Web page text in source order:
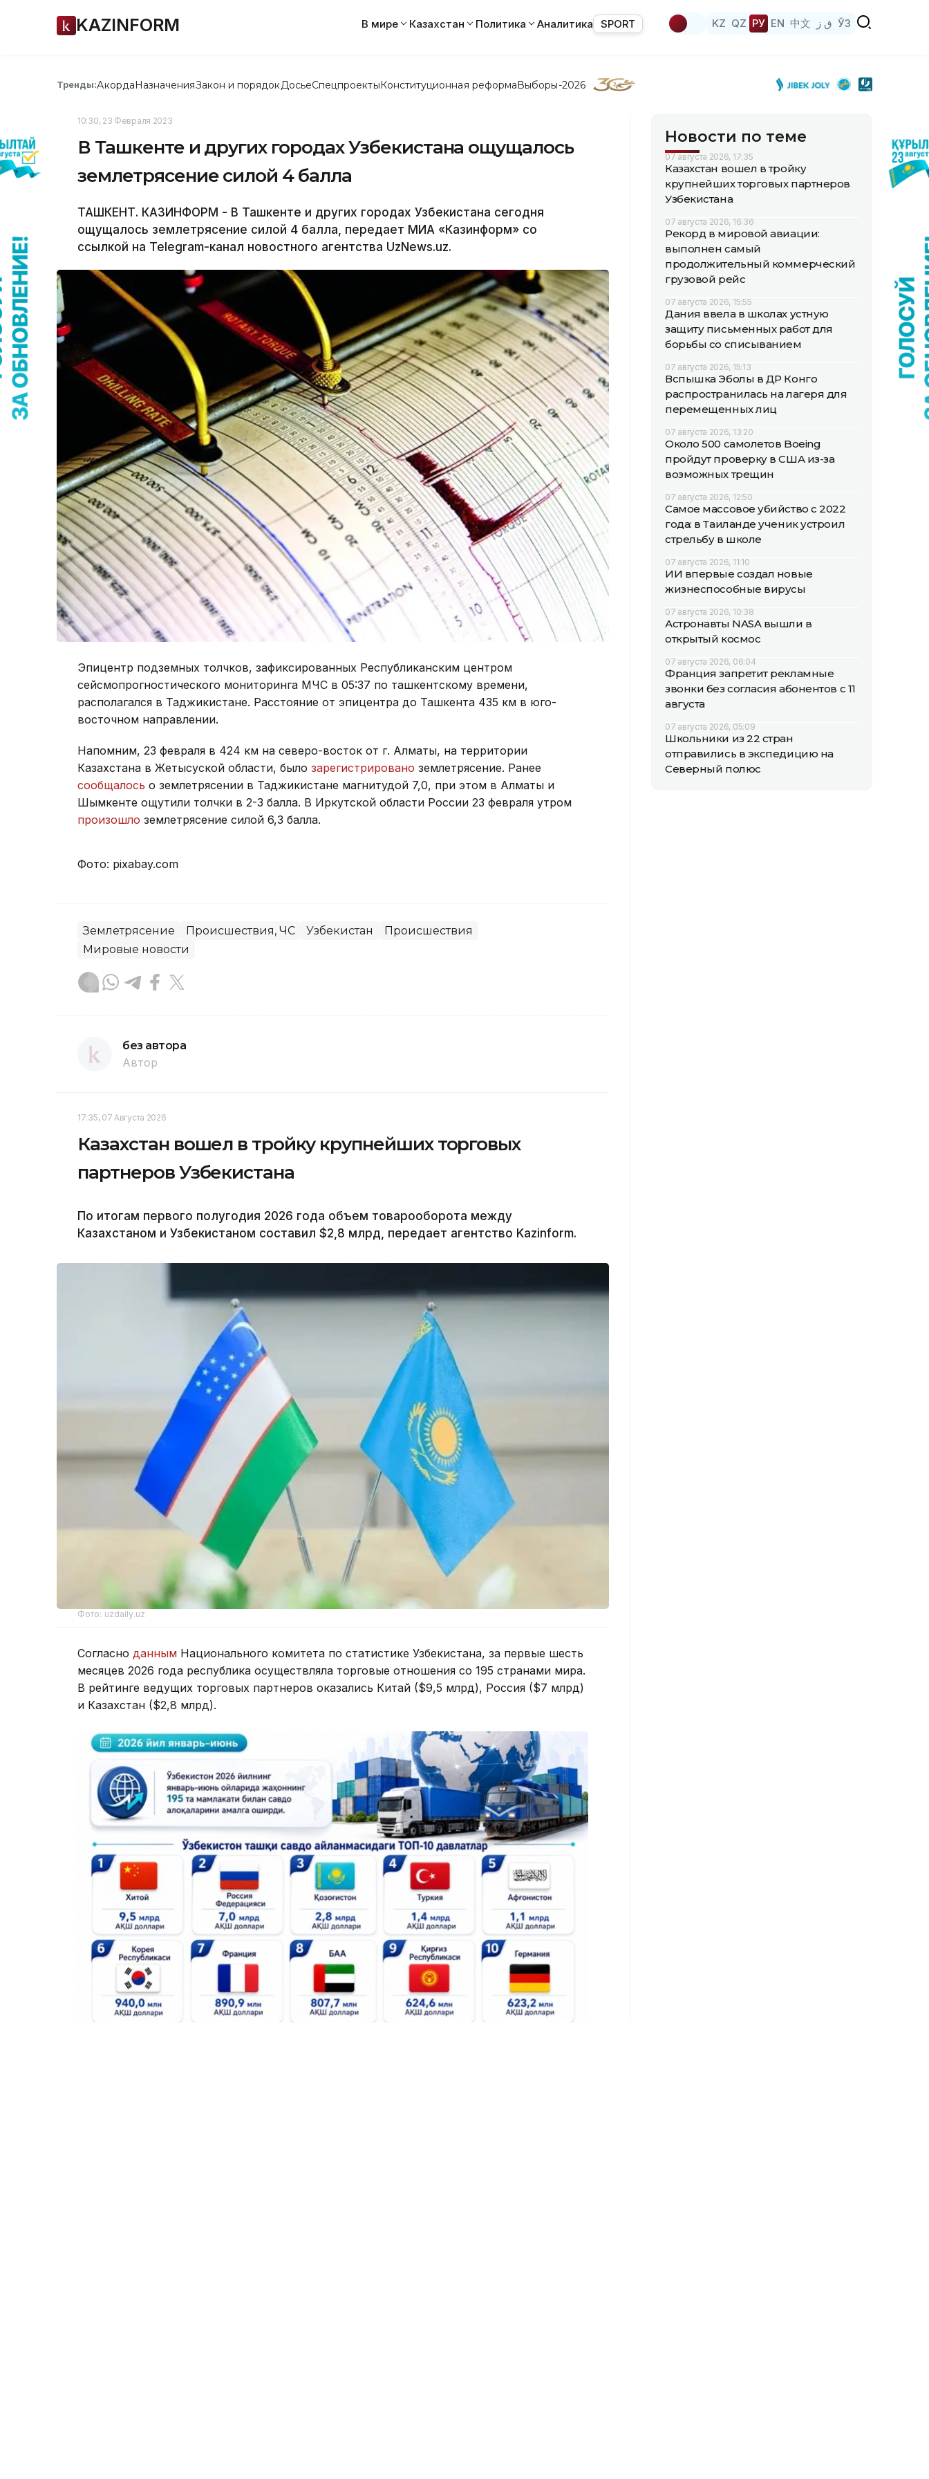
KAZINFORM В мире Казахстан Политика Аналитика SPORT KZ QZ РУ EN 中文 ق ز ЎЗ
Тренды:АкордаНазначенияЗакон и порядок ДосьеСпецпроектыКонституционная реформаВыборы-2026
10:30, 23 Февраля 2023
В Ташкенте и других городах Узбекистана ощущалось
землетрясение силой 4 балла
ТАШКЕНТ. КАЗИНФОРМ - В Ташкенте и других городах Узбекистана сегодня
ощущалось землетрясение силой 4 балла, передает МИА «Казинформ» со
ссылкой на Telegram-канал новостного агентства UzNews.uz.
Эпицентр подземных толчков, зафиксированных Республиканским центром
сейсмопрогностического мониторинга МЧС в 05:37 по ташкентскому времени,
располагался в Таджикистане. Расстояние от эпицентра до Ташкента 435 км в юго-
восточном направлении.
Напомним, 23 февраля в 424 км на северо-восток от г. Алматы, на территории
Казахстана в Жетысуской области, было зарегистрировано землетрясение. Ранее
сообщалось о землетрясении в Таджикистане магнитудой 7,0, при этом в Алматы и
Шымкенте ощутили толчки в 2-3 балла. В Иркутской области России 23 февраля утром
произошло землетрясение силой 6,3 балла.
Фото: pixabay.com
Землетрясение Происшествия, ЧС Узбекистан
Происшествия
Мировые новости
без автора
Автор
17:35, 07 Августа 2026
Казахстан вошел в тройку крупнейших торговых
партнеров Узбекистана
По итогам первого полугодия 2026 года объем товарооборота между
Казахстаном и Узбекистаном составил $2,8 млрд, передает агентство Kazinform.
Фото: uzdaily.uz
Согласно данным Национального комитета по статистике Узбекистана, за первые шесть
месяцев 2026 года республика осуществляла торговые отношения со 195 странами мира.
В рейтинге ведущих торговых партнеров оказались Китай ($9,5 млрд), Россия ($7 млрд)
и Казахстан ($2,8 млрд).
Новости по теме
07 августа 2026, 17:35
Казахстан вошел в тройку
крупнейших торговых партнеров
Узбекистана
07 августа 2026, 16:36
Рекорд в мировой авиации:
выполнен самый
продолжительный коммерческий
грузовой рейс
07 августа 2026, 15:55
Дания ввела в школах устную
защиту письменных работ для
борьбы со списыванием
07 августа 2026, 15:13
Вспышка Эболы в ДР Конго
распространилась на лагеря для
перемещенных лиц
07 августа 2026, 13:20
Около 500 самолетов Boeing
пройдут проверку в США из-за
возможных трещин
07 августа 2026, 12:50
Самое массовое убийство с 2022
года: в Таиланде ученик устроил
стрельбу в школе
07 августа 2026, 11:10
ИИ впервые создал новые
жизнеспособные вирусы
07 августа 2026, 10:38
Астронавты NASA вышли в
открытый космос
07 августа 2026, 06:04
Франция запретит рекламные
звонки без согласия абонентов с 11
августа
07 августа 2026, 05:09
Школьники из 22 стран
отправились в экспедицию на
Северный полюс